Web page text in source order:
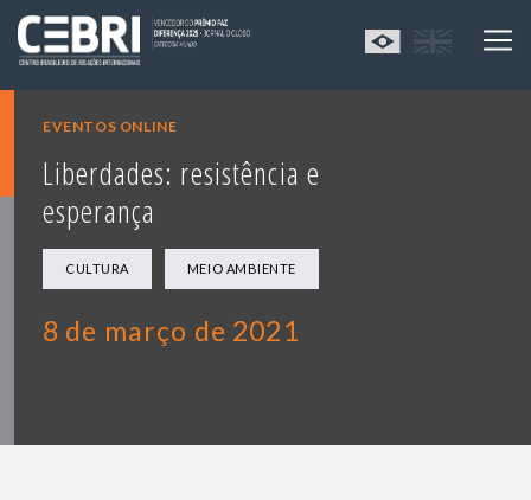
EVENTOS ONLINE
Liberdades: resistência e
esperança
CULTURA MEIO AMBIENTE
8 de março de 2021